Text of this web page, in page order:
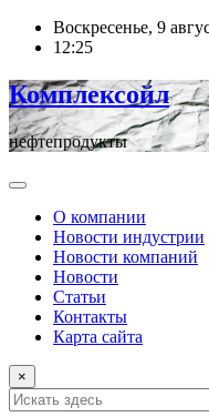
ПерейтиВоскресенье, 9
12:25
Комплексойл
нефтепродукты
О компании
Новости индустрии
Новости компаний
Новости
Статьи
Контакты
Карта сайта
×